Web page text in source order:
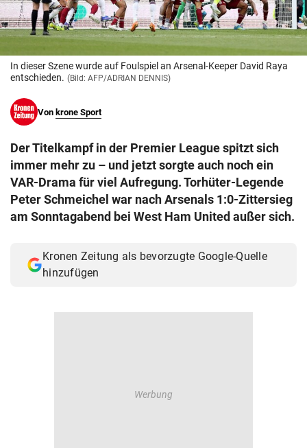
© Krone Multimedia GmbH & Co KG 2026
Muthgasse 2, 1190 Wien
In dieser Szene wurde auf Foulspiel an Arsenal-Keeper David Raya
entschieden. (Bild: AFP/ADRIAN DENNIS)
Von krone Sport
Der Titelkampf in der Premier League spitzt sich
immer mehr zu – und jetzt sorgte auch noch ein
VAR-Drama für viel Aufregung. Torhüter-Legende
Peter Schmeichel war nach Arsenals 1:0-Zittersieg
am Sonntagabend bei West Ham United außer sich.
Kronen Zeitung als bevorzugte Google-Quelle
hinzufügen